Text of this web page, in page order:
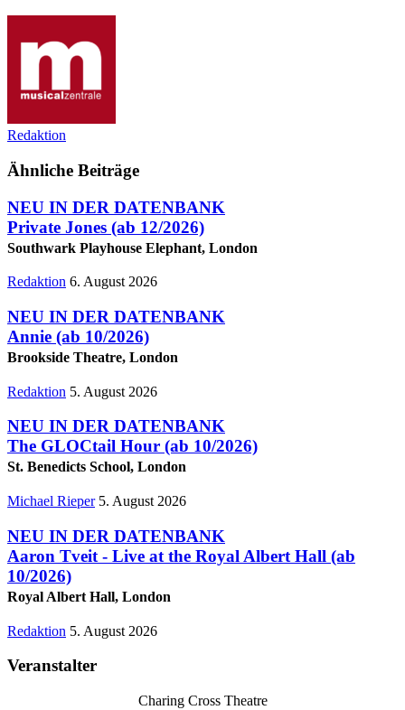
Redaktion
Ähnliche Beiträge
NEU IN DER DATENBANK
Private Jones (ab 12/2026)
Southwark Playhouse Elephant, London
Redaktion 6. August 2026
NEU IN DER DATENBANK
Annie (ab 10/2026)
Brookside Theatre, London
Redaktion 5. August 2026
NEU IN DER DATENBANK
The GLOCtail Hour (ab 10/2026)
St. Benedicts School, London
Michael Rieper 5. August 2026
NEU IN DER DATENBANK
Aaron Tveit - Live at the Royal Albert Hall (ab
10/2026)
Royal Albert Hall, London
Redaktion 5. August 2026
Veranstalter
Charing Cross Theatre